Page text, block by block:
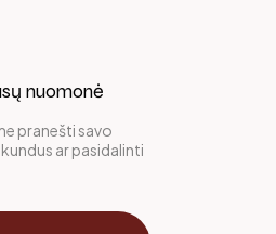
nuomonė
pranešti savo
ar pasidalinti